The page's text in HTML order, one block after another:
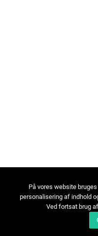
På vores website
personalisering af indhold
Ved fortsat brug